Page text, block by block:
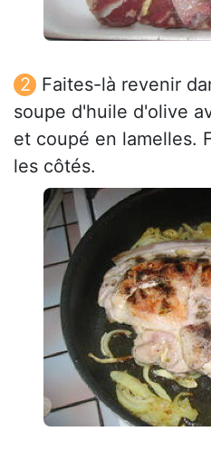
Faites-là revenir
soupe d'huile d'olive
et coupé en lamelles.
les côtés.